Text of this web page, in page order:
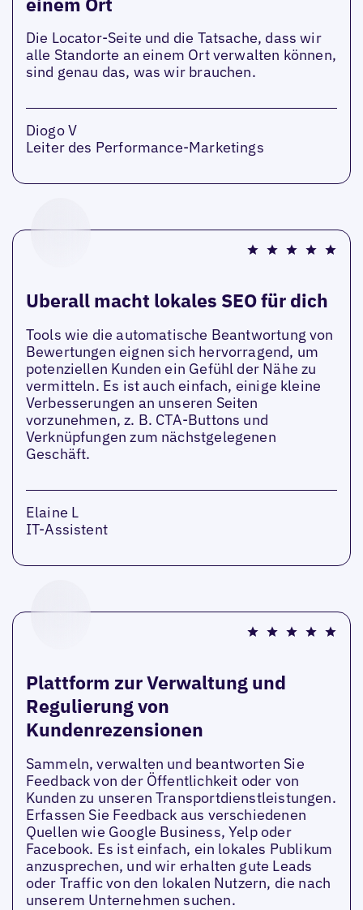
Die Locator-Seite und die Tatsache, dass wir
alle Standorte an einem Ort verwalten können,
sind genau das, was wir brauchen.
Diogo V
Leiter des Performance-Marketings
Uberall macht lokales SEO für dich
Tools wie die automatische Beantwortung von
Bewertungen eignen sich hervorragend, um
potenziellen Kunden ein Gefühl der Nähe zu
vermitteln. Es ist auch einfach, einige kleine
Verbesserungen an unseren Seiten
vorzunehmen, z. B. CTA-Buttons und
Verknüpfungen zum nächstgelegenen
Geschäft.
Elaine L
IT-Assistent
Plattform zur Verwaltung und
Regulierung von
Kundenrezensionen
Sammeln, verwalten und beantworten Sie
Feedback von der Öffentlichkeit oder von
Kunden zu unseren Transportdienstleistungen.
Erfassen Sie Feedback aus verschiedenen
Quellen wie Google Business, Yelp oder
Facebook. Es ist einfach, ein lokales Publikum
anzusprechen, und wir erhalten gute Leads
oder Traffic von den lokalen Nutzern, die nach
unserem Unternehmen suchen.